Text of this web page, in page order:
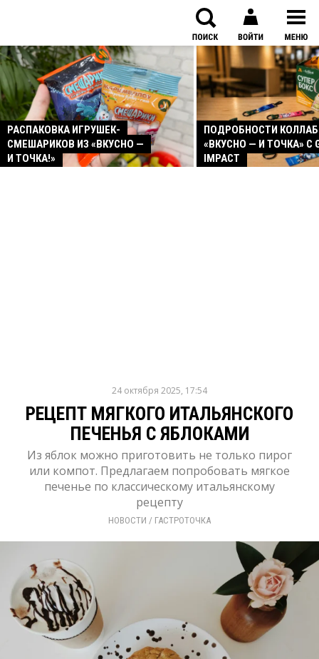
РАСПАКОВКА ИГРУШЕК-
СМЕШАРИКОВ ИЗ «ВКУСНО —
И ТОЧКА!»
ПОДРОБНОСТИ
«ВКУСНО — И ТОЧКА» С
IMPACT
24 октября 2025, 17:54
РЕЦЕПТ МЯГКОГО ИТАЛЬЯНСКОГО
ПЕЧЕНЬЯ С ЯБЛОКАМИ
Из яблок можно приготовить не только пирог
или компот. Предлагаем попробовать мягкое
печенье по классическому итальянскому
рецепту
НОВОСТИ / ГАСТРОТОЧКА